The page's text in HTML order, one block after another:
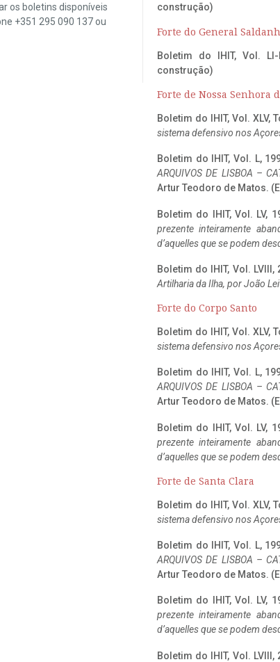
os boletins disponíveis
+351 295 090 137 ou
construção)
Forte do General
Boletim do IHIT, Vol.
construção)
Forte de Nossa Senhora
Boletim do IHIT, Vol. XLV,
sistema defensivo nos
Boletim do IHIT, Vol. L,
ARQUIVOS DE LISBOA –
Artur Teodoro de Matos.
Boletim do IHIT, Vol. LV,
prezente inteiramente
d’aquelles que se podem
Boletim do IHIT, Vol.
Artilharia da Ilha, por João
Forte do Corpo Santo
Boletim do IHIT, Vol. XLV,
sistema defensivo nos
Boletim do IHIT, Vol. L,
ARQUIVOS DE LISBOA –
Artur Teodoro de Matos.
Boletim do IHIT, Vol. LV,
prezente inteiramente
d’aquelles que se podem
Forte de Santa Clara
Boletim do IHIT, Vol. XLV,
sistema defensivo nos
Boletim do IHIT, Vol. L,
ARQUIVOS DE LISBOA –
Artur Teodoro de Matos.
Boletim do IHIT, Vol. LV,
prezente inteiramente
d’aquelles que se podem
Boletim do IHIT, Vol.